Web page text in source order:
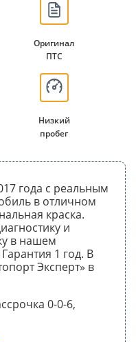
Оригинал
ПТС
Низкий
пробег
года с реальным
в отличном
краска.
и
в нашем
1 год. В
Эксперт» в
0-0-6,